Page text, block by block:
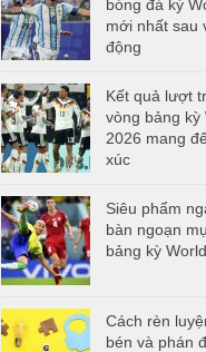
bóng đá kỳ
mới nhất sau
động
Kết quả lượt
vòng bảng kỳ
2026 mang
xúc
Siêu phẩm
bàn ngoạn
bảng kỳ
Cách rèn
bén và phán